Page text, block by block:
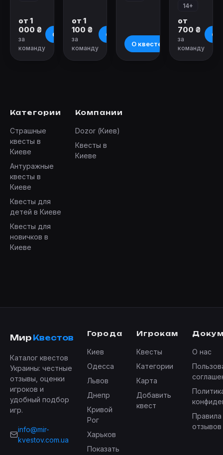
от 1
000 ₴
за
команду
О квесте
от 1
100 ₴
за
команду
О квесте
О квесте
14+
от
700 ₴
за
команду
О
Категории
Страшные
квесты в
Киеве
Антуражные
квесты в
Киеве
Квесты для
детей в Киеве
Квесты для
новичков в
Киеве
Компании
Dozor (Киев)
Квесты в
Киеве
Мир Квестов
Каталог квестов
Украины: честные
отзывы, оценки
игроков и
удобный подбор
игр.
info@mir-
kvestov.com.ua
Города
Киев
Одесса
Львов
Днепр
Кривой
Рог
Харьков
Показать
Игрокам
Квесты
Категории
Карта
Добавить
квест
О нас
отзывов